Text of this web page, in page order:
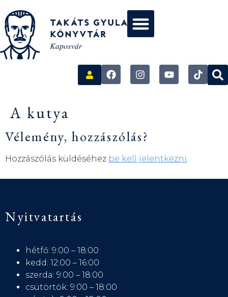
A kutya
Vélemény, hozzászólás?
Hozzászólás küldéséhez be kell jelentkezni.
Nyitvatartás
hétfő: 9:00 – 18:00
kedd: 12:00 – 16:00
szerda: 9:00 – 18:00
csütörtök: 9:00 – 18:00